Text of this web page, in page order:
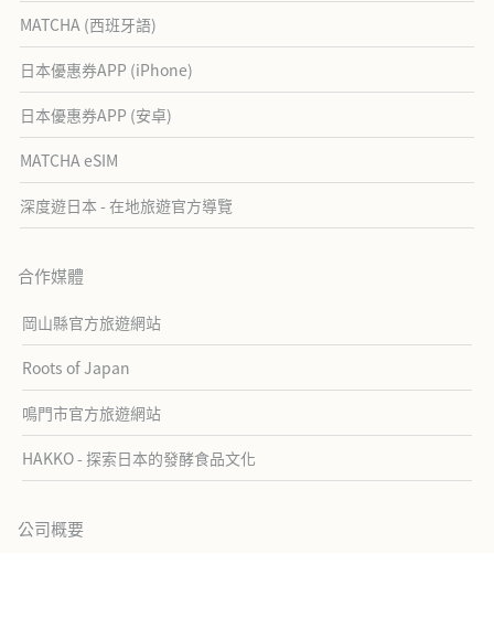
MATCHA (西班牙語)
日本優惠券APP (iPhone)
日本優惠券APP (安卓)
MATCHA eSIM
深度遊日本 - 在地旅遊官方導覽
合作媒體
岡山縣官方旅遊網站
Roots of Japan
鳴門市官方旅遊網站
HAKKO - 探索日本的發酵食品文化
公司概要